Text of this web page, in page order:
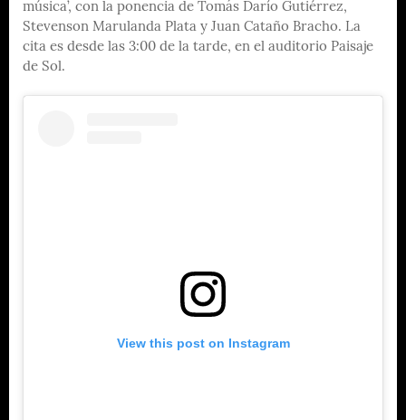
música’, con la ponencia de Tomás Darío Gutiérrez,
Stevenson Marulanda Plata y Juan Cataño Bracho. La
cita es desde las 3:00 de la tarde, en el auditorio Paisaje
de Sol.
View this post on Instagram